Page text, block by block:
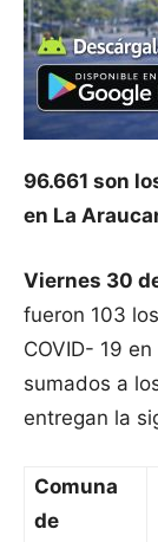
96.661 son
en La
Viernes 30
fueron 103
COVID- 19
sumados a
entregan la
Comuna
de